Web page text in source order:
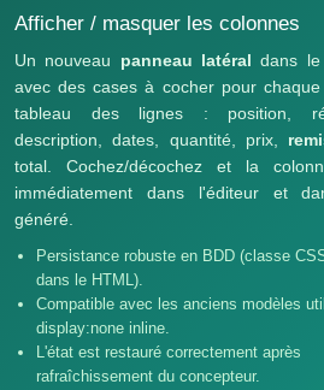
Afficher / masquer les colonnes
Un nouveau panneau latéral dans le
avec des cases à cocher pour
tableau des lignes : position,
description, dates, quantité, prix,
total. Cochez/décochez et la
immédiatement dans l'éditeur et
généré.
Persistance robuste en BDD (classe
dans le HTML).
Compatible avec les anciens modèles
display:none inline.
L'état est restauré correctement après
rafraîchissement du concepteur.